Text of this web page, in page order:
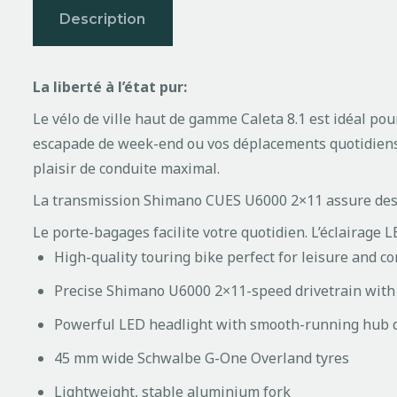
Description
La liberté à l’état pur:
Le vélo de ville haut de gamme Caleta 8.1 est idéal
escapade de week-end ou vos déplacements
plaisir de conduite maximal.
La transmission Shimano CUES U6000 2×11 assure
Le porte-bagages facilite votre quotidien. L’éclairage
High-quality touring bike perfect for leisure and
Precise Shimano U6000 2×11-speed drivetrain
Powerful LED headlight with smooth-running hub
45 mm wide Schwalbe G-One Overland tyres
Lightweight, stable aluminium fork